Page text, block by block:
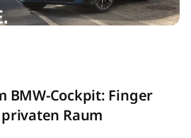
BMW-Cockpit: Finger
Raum